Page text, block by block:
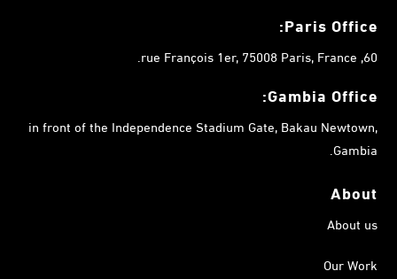
Paris Office:
60, rue François 1er, 75008 Paris, France.
Gambia Office:
in front of the Independence Stadium Gate, Bakau Newtown,
Gambia.
About
About us
Our Work